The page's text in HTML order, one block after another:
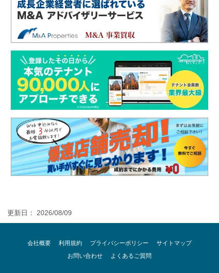
更新日： 2026/08/09
会社概要 利用規約 プライバシーポリシー
サイトマップ
お問い合わせ
よくあるご質問